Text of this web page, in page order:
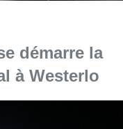
démarre la
à Westerlo